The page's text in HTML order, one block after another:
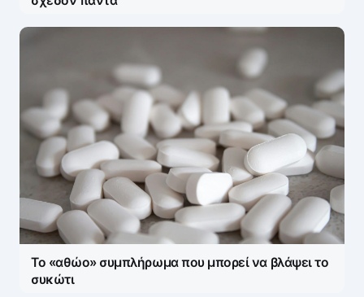
Το «αθώο» συμπλήρωμα που μπορεί να βλάψει το
συκώτι